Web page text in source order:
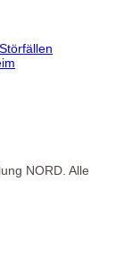
NORD. Alle